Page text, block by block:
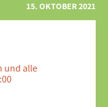
15. OKTOBER 2021
und alle